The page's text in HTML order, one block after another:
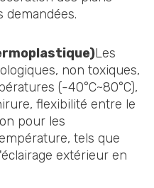
demandées.
Les
non toxiques,
(-40°C~80°C),
flexibilité entre le
pour les
tels que
extérieur en